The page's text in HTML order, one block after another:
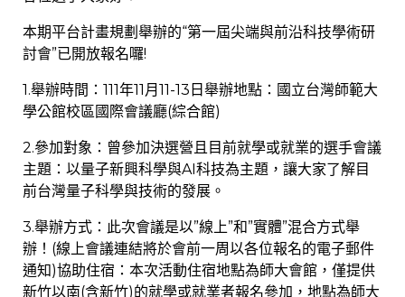
本期平台計畫規劃舉辦的“第一屆尖端與前沿科技學術研
討會”已開放報名囉!
1.舉辦時間：111年11月11-13日舉辦地點：國立台灣師範大
學公館校區國際會議廳(綜合館)
2.參加對象：曾參加決選營且目前就學或就業的選手會議
主題：以量子新興科學與AI科技為主題，讓大家了解目
前台灣量子科學與技術的發展。
3.舉辦方式：此次會議是以”線上”和”實體”混合方式舉
辦！(線上會議連結將於會前一周以各位報名的電子郵件
通知)協助住宿：本次活動住宿地點為師大會館，僅提供
新竹以南(含新竹)的就學或就業者報名參加，地點為師大